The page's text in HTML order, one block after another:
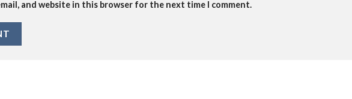
and website in this browser for the next time I comment.